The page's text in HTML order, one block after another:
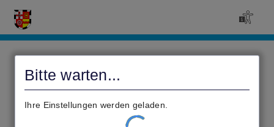
Bitte warten...
Ihre Einstellungen werden geladen.